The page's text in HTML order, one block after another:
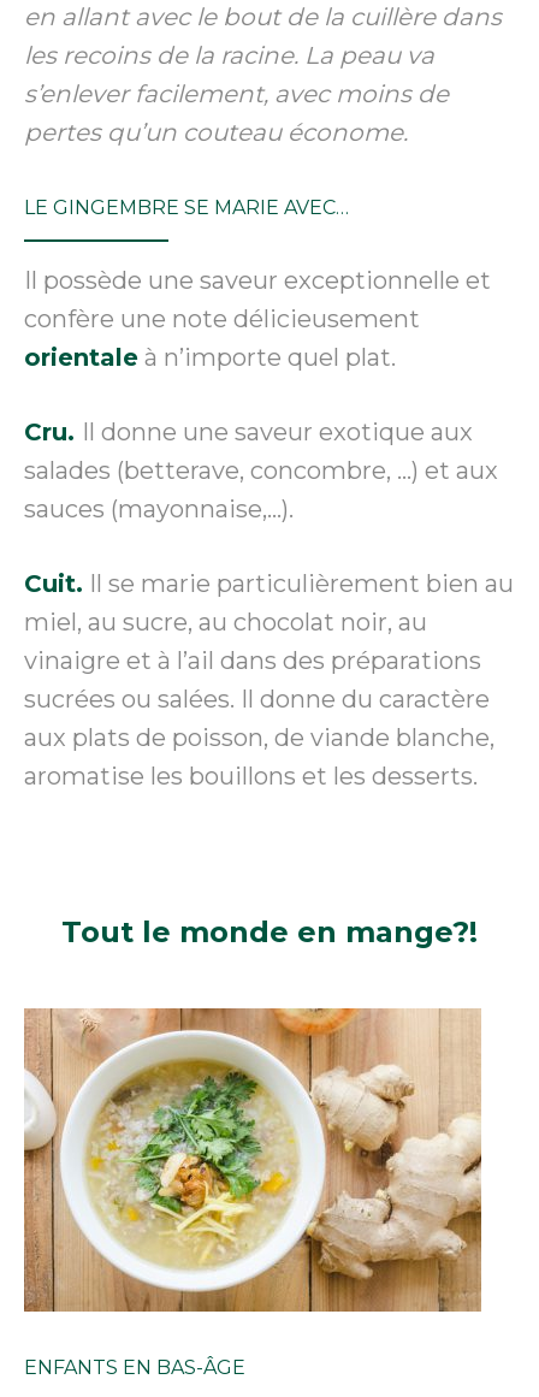
en allant avec le bout de la cuillère dans
les recoins de la racine. La peau va
s’enlever facilement, avec moins de
pertes qu’un couteau économe.
LE GINGEMBRE SE MARIE AVEC…
Il possède une saveur exceptionnelle et
confère une note délicieusement
orientale à n’importe quel plat.
Cru. Il donne une saveur exotique aux
salades (betterave, concombre, …) et aux
sauces (mayonnaise,…).
Cuit. Il se marie particulièrement bien au
miel, au sucre, au chocolat noir, au
vinaigre et à l’ail dans des préparations
sucrées ou salées. Il donne du caractère
aux plats de poisson, de viande blanche,
aromatise les bouillons et les desserts.
Tout le monde en mange?!
ENFANTS EN BAS-ÂGE